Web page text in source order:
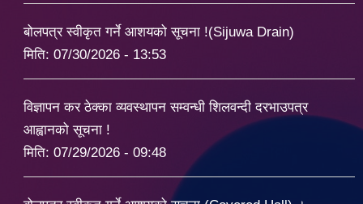
बोलपत्र स्वीकृत गर्ने आशयको सूचना !(Sijuwa Drain)
मिति: 07/30/2026 - 13:53
विज्ञापन कर ठेक्का व्यवस्थापन सम्वन्धी शिलवन्दी दरभाउपत्र
आह्वानको सूचना !
मिति: 07/29/2026 - 09:48